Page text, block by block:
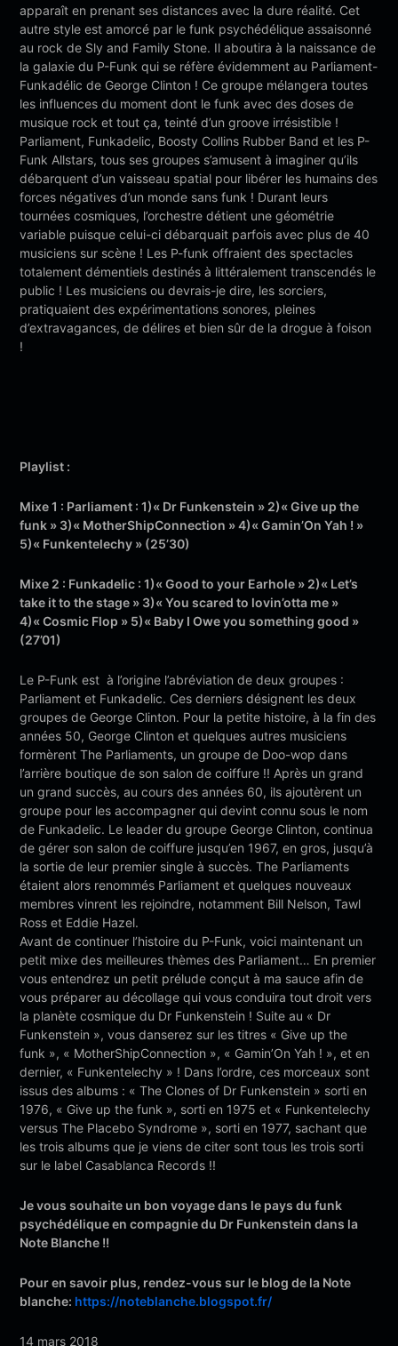
apparaît en prenant ses distances avec la dure réalité. Cet
autre style est amorcé par le funk psychédélique assaisonné
au rock de Sly and Family Stone. Il aboutira à la naissance de
la galaxie du P-Funk qui se réfère évidemment au Parliament-
Funkadélic de George Clinton ! Ce groupe mélangera toutes
les influences du moment dont le funk avec des doses de
musique rock et tout ça, teinté d’un groove irrésistible !
Parliament, Funkadelic, Boosty Collins Rubber Band et les P-
Funk Allstars, tous ses groupes s’amusent à imaginer qu’ils
débarquent d’un vaisseau spatial pour libérer les humains des
forces négatives d’un monde sans funk ! Durant leurs
tournées cosmiques, l’orchestre détient une géométrie
variable puisque celui-ci débarquait parfois avec plus de 40
musiciens sur scène ! Les P-funk offraient des spectacles
totalement démentiels destinés à littéralement transcendés le
public ! Les musiciens ou devrais-je dire, les sorciers,
pratiquaient des expérimentations sonores, pleines
d’extravagances, de délires et bien sûr de la drogue à foison
!
Playlist :
Mixe 1 : Parliament : 1)« Dr Funkenstein » 2)« Give up the
funk » 3)« MotherShipConnection » 4)« Gamin’On Yah ! »
5)« Funkentelechy » (25’30)
Mixe 2 : Funkadelic : 1)« Good to your Earhole » 2)« Let’s
take it to the stage » 3)« You scared to lovin’otta me »
4)« Cosmic Flop » 5)« Baby I Owe you something good »
(27’01)
Le P-Funk est à l’origine l’abréviation de deux groupes :
Parliament et Funkadelic. Ces derniers désignent les deux
groupes de George Clinton. Pour la petite histoire, à la fin des
années 50, George Clinton et quelques autres musiciens
formèrent The Parliaments, un groupe de Doo-wop dans
l’arrière boutique de son salon de coiffure !! Après un grand
un grand succès, au cours des années 60, ils ajoutèrent un
groupe pour les accompagner qui devint connu sous le nom
de Funkadelic. Le leader du groupe George Clinton, continua
de gérer son salon de coiffure jusqu’en 1967, en gros, jusqu’à
la sortie de leur premier single à succès. The Parliaments
étaient alors renommés Parliament et quelques nouveaux
membres vinrent les rejoindre, notamment Bill Nelson, Tawl
Ross et Eddie Hazel.
Avant de continuer l’histoire du P-Funk, voici maintenant un
petit mixe des meilleures thèmes des Parliament… En premier
vous entendrez un petit prélude conçut à ma sauce afin de
vous préparer au décollage qui vous conduira tout droit vers
la planète cosmique du Dr Funkenstein ! Suite au « Dr
Funkenstein », vous danserez sur les titres « Give up the
funk », « MotherShipConnection », « Gamin’On Yah ! », et en
dernier, « Funkentelechy » ! Dans l’ordre, ces morceaux sont
issus des albums : « The Clones of Dr Funkenstein » sorti en
1976, « Give up the funk », sorti en 1975 et « Funkentelechy
versus The Placebo Syndrome », sorti en 1977, sachant que
les trois albums que je viens de citer sont tous les trois sorti
sur le label Casablanca Records !!
Je vous souhaite un bon voyage dans le pays du funk
psychédélique en compagnie du Dr Funkenstein dans la
Note Blanche !!
Pour en savoir plus, rendez-vous sur le blog de la Note
blanche: https://noteblanche.blogspot.fr/
14 mars 2018